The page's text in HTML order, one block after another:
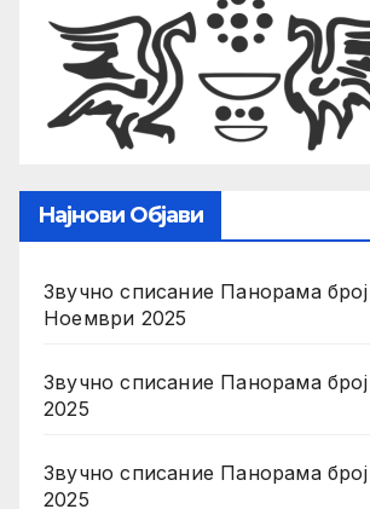
Најнови Објави
Звучно списание Панорама
Ноември 2025
Звучно списание Панорама
2025
Звучно списание Панорама
2025